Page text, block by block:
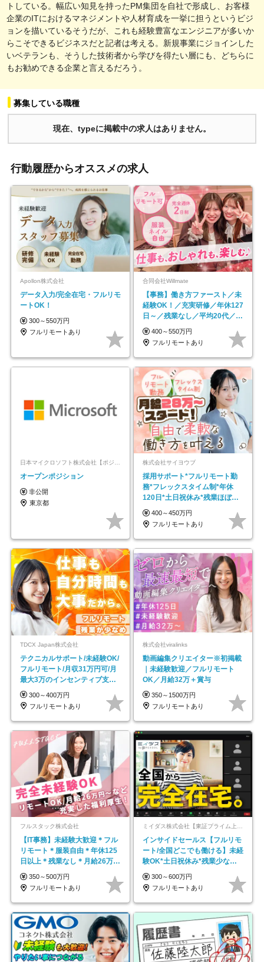
トしている。幅広い知見を持ったPM集団を自社で形成し、お客様
企業のITにおけるマネジメントや人材育成を一挙に担うというビジ
ョンを描いているそうだが、これも経験豊富なエンジニアが多いか
らこそできるビジネスだと記者は考える。新規事業にジョインした
いベテランも、そうした技術者から学びを得たい層にも、どちらに
もお勧めできる企業と言えるだろう。
募集している職種
現在、typeに掲載中の求人はありません。
行動履歴からオススメの求人
Apollon株式会社
データ入力/完全在宅・フルリモ
ートOK！
300～550万円
フルリモートあり
合同会社Willmate
【事務】働き方ファースト／未
経験OK！／充実研修／年休127
日～／残業なし／平均20代／リ
モートOK
400～550万円
フルリモートあり
日本マイクロソフト株式会社【ポジションマッチ登録】
オープンポジション
非公開
東京都
株式会社サイヨウブ
採用サポート*フルリモート勤
務*フレックスタイム制*年休
120日*土日祝休み*残業ほぼな
し*育児中社員8割以上
400～450万円
フルリモートあり
TDCX Japan株式会社
テクニカルサポート/未経験OK/
フルリモート/月収31万円可/月
最大3万のインセンティブ支給/
平均年齢33歳
300～400万円
フルリモートあり
株式会社viralinks
動画編集クリエイター※初掲載
｜未経験歓迎／フルリモート
OK／月給32万＋賞与
350～1500万円
フルリモートあり
フルスタック株式会社
【IT事務】未経験大歓迎＊フル
リモート＊服装自由＊年休125
日以上＊残業なし＊月給26万円
以上
350～500万円
フルリモートあり
ミイダス株式会社【東証プライム上場パーソルグループ】
インサイドセールス【フルリモ
ート/全国どこでも働ける】未経
験OK*土日祝休み*残業少なめ*
在宅勤務手当あり
300～600万円
フルリモートあり